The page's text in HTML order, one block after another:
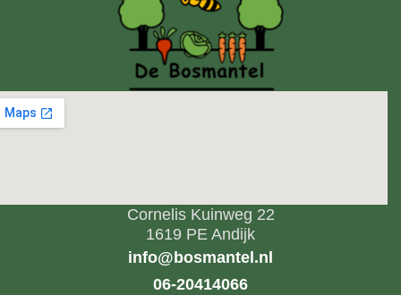
Cornelis Kuinweg 22
1619 PE Andijk
info@bosmantel.nl
06-20414066